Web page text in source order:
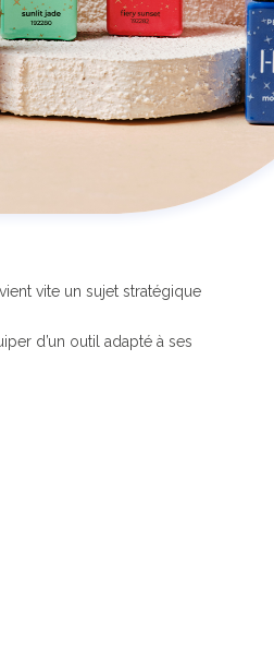
vite un sujet stratégique
d’un outil adapté à ses